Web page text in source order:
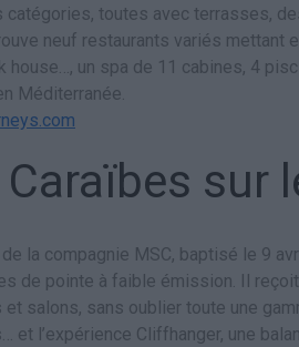
toutes avec terrasses,
neuf restaurants variés mettant
house…, un spa de 11 cabines, 4
Méditerranée.
Caraïbes sur
de la compagnie MSC, baptisé le 9
de pointe à faible émission. Il
et salons, sans oublier toute une
et l’expérience Cliffhanger, une